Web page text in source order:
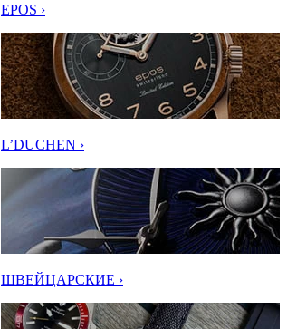
EPOS ›
L’DUCHEN ›
ШВЕЙЦАРСКИЕ ›